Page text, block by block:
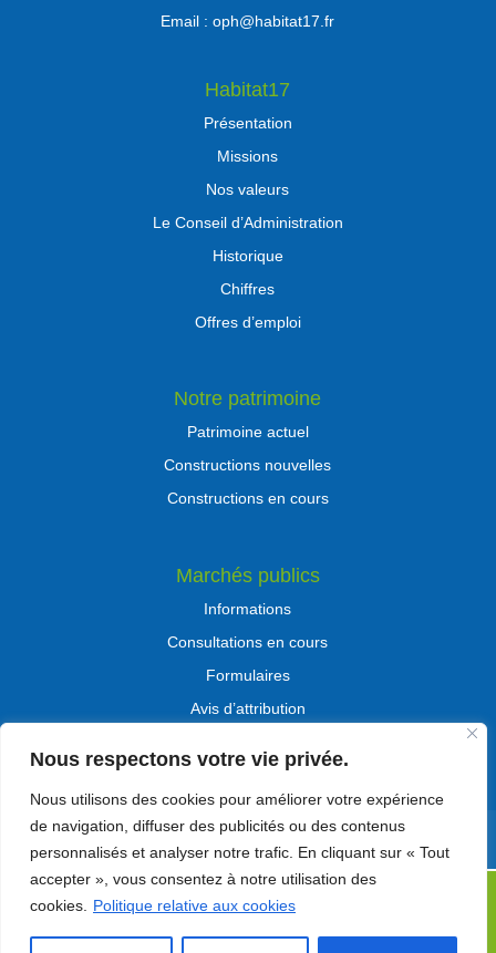
Nous respectons votre vie privée.
Nous utilisons des cookies pour améliorer votre expérience
de navigation, diffuser des publicités ou des contenus
personnalisés et analyser notre trafic. En cliquant sur « Tout
accepter », vous consentez à notre utilisation des
cookies.
Politique relative aux cookies
Email :oph@habitat17.fr
Habitat17
Présentation
Missions
Nos valeurs
Le Conseil d’Administration
Historique
Chiffres
Offres d’emploi
Notre patrimoine
Patrimoine actuel
Constructions nouvelles
Constructions en cours
Marchés publics
Informations
Consultations en cours
Formulaires
Avis d’attribution
Les mentions légales